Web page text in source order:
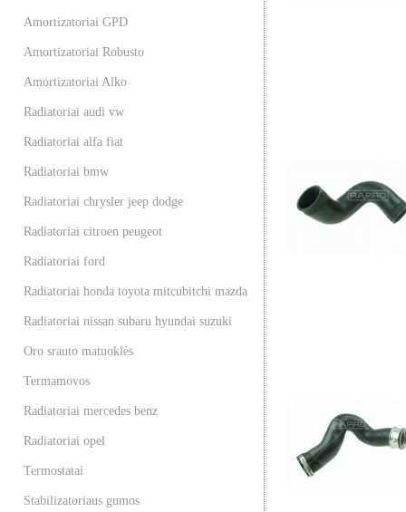
Amortizatoriai GPD
Amortizatoriai Robusto
Amortizatoriai Alko
Radiatoriai audi vw
Radiatoriai alfa fiat
Radiatoriai bmw
Radiatoriai chrysler jeep dodge
Radiatoriai citroen peugeot
Radiatoriai ford
Radiatoriai honda toyota mitcubitchi mazda
Radiatoriai nissan subaru hyundai suzuki
Oro srauto matuoklės
Termamovos
Radiatoriai mercedes benz
Radiatoriai opel
Termostatai
Stabilizatoriaus gumos